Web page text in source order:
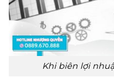
Khi biên lợi